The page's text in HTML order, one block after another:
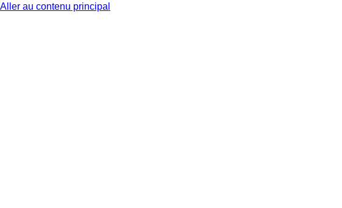
Aller au contenu principal